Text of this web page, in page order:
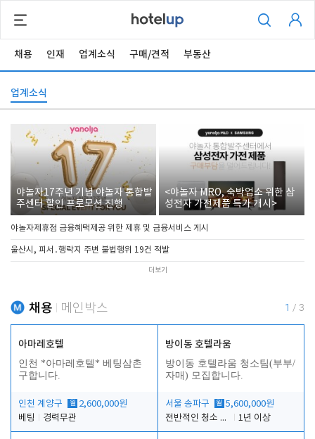
채용 인재 업계소식 구매/견적 부동산
업계소식
야놀자17주년 기념 야놀자 통합발
주센터 할인 프로모션 진행
<야놀자 MRO, 숙박업소 위한 삼
성전자 가전제품 특가 개시>
야놀자제휴점 금융혜택제공 위한 제휴 및 금융서비스 게시
울산시, 피서․행락지 주변 불법행위 19건 적발
더보기
채용 메인박스 1 / 3
아마레호텔
인천 *아마레호텔* 베팅삼촌
구합니다.
인천 계양구 월 2,600,000원
베팅
경력무관
방이동 호텔라움
방이동 호텔라움 청소팀(부부/
자매) 모집합니다.
서울 송파구 월 5,600,000원
전반적인 청소 업무(객실청소.객실정리)
1년 이상